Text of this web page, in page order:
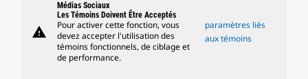
warning
Médias Sociaux
Les Témoins Doivent Être Acceptés
Pour activer cette fonction, vous
devez accepter l'utilisation des
témoins fonctionnels, de ciblage et
de performance.
paramètres liés
aux témoins